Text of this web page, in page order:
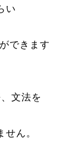
い
できます
文法を
ん。